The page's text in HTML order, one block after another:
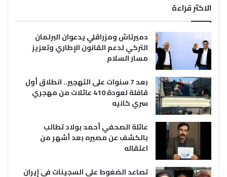
الاكثر قراءة
دميرتاش ومزراقلي يدعوان البرلمان
التركي لدعم القانون الإطاري وتعزيز
مسار السلام
بعد 7 سنوات على التهجير.. انطلاق أول
قافلة لعودة 410 عائلات من مهجري
سري كانيه
عائلة الصحفي أحمد بولاد تطالب
بالكشف عن مصيره بعد أشهر من
اعتقاله
تصاعد الضغوط على السجينات في إيران